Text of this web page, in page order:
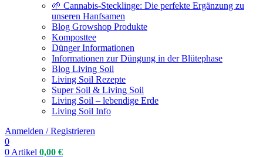
🌱 Cannabis-Stecklinge: Die perfekte Ergänzung zu
unseren Hanfsamen
Blog Growshop Produkte
Komposttee
Dünger Informationen
Informationen zur Düngung in der Blütephase
Blog Living Soil
Living Soil Rezepte
Super Soil & Living Soil
Living Soil – lebendige Erde
Living Soil Info
Anmelden / Registrieren
0
0 Artikel 0,00 €